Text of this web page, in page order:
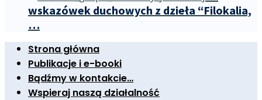
wskazówek duchowych z dzieła “Filokalia,
…
Strona główna
Publikacje i e-booki
Bądźmy w kontakcie…
Wspieraj naszą działalność